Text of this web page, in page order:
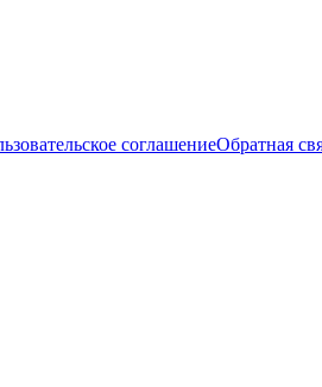
соглашениеОбратная